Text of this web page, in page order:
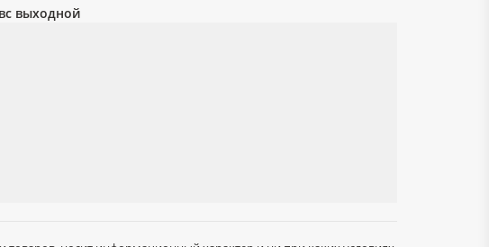
выходной